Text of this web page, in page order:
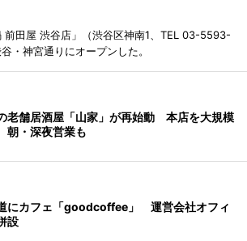
前田屋 渋谷店」（渋谷区神南1、TEL 03-5593-
・神宮通りにオープンした。
老舗居酒屋「山家」が再始動 本店を大規模
朝・深夜営業も
にカフェ「goodcoffee」 運営会社オフィ
設